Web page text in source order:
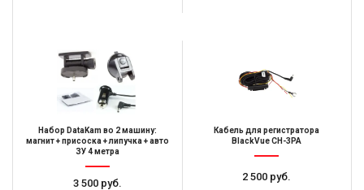
Набор DataKam во 2 машину:
магнит + присоска + липучка + авто
ЗУ 4 метра
3 500 руб.
Кабель для регистратора
BlackVue CH-3PA
2 500 руб.